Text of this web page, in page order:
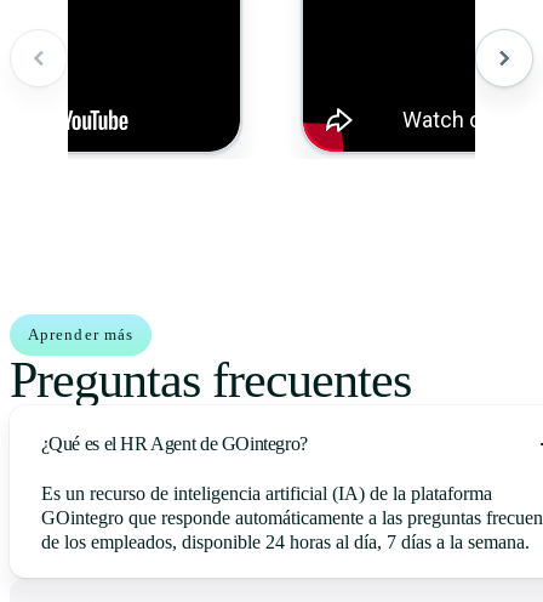
Aprender más
Preguntas frecuentes
¿Qué es el HR Agent de GOintegro?
Es un recurso de inteligencia artificial (IA) de la plataforma
GOintegro que responde automáticamente a las preguntas
de los empleados, disponible 24 horas al día, 7 días a la semana.